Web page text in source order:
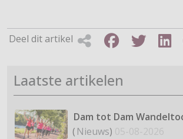
Deel dit artikel
Laatste artikelen
( Nieuws) 05-08-2026